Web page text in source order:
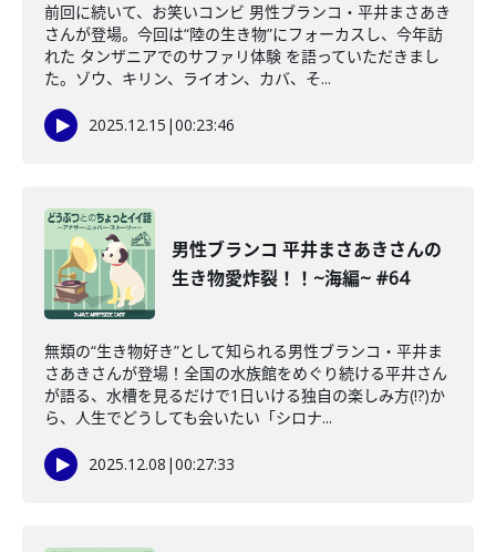
前回に続いて、お笑いコンビ 男性ブランコ・平井まさあき
さんが登場。今回は“陸の生き物”にフォーカスし、今年訪
れた タンザニアでのサファリ体験 を語っていただきまし
た。ゾウ、キリン、ライオン、カバ、そ...
2025.12.15 |00:23:46
男性ブランコ 平井まさあきさんの
生き物愛炸裂！！~海編~ #64
無類の“生き物好き”として知られる男性ブランコ・平井ま
さあきさんが登場！全国の水族館をめぐり続ける平井さん
が語る、水槽を見るだけで1日いける独自の楽しみ方(!?)か
ら、人生でどうしても会いたい「シロナ...
2025.12.08 |00:27:33